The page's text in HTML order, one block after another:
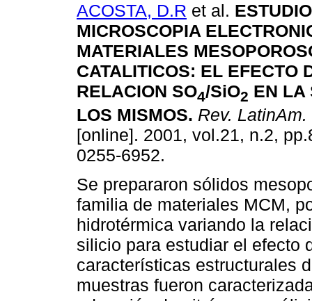
ACOSTA, D.R et al.
MICROSCOPIA
MATERIALES
CATALITICOS: EL EFECTO
RELACION SO4/SiO2 EN LA
LOS MISMOS. Rev.
[online]. 2001, vol.21, n.2,
0255-6952.
Se prepararon sólidos
familia de materiales MCM,
hidrotérmica variando la
silicio para estudiar el efecto
características estructurales
muestras fueron